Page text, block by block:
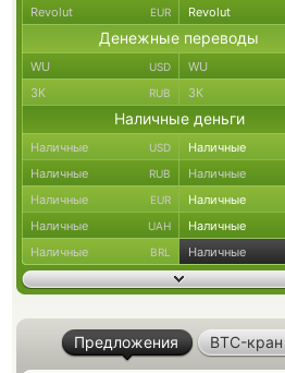
Revolut EUR Revolut
Денежные переводы
WU USD WU
ЗК RUB ЗК
Наличные деньги
Наличные USD Наличные
Наличные RUB Наличные
Наличные EUR Наличные
Наличные UAH Наличные
Наличные BRL Наличные
Предложения BTC-кран